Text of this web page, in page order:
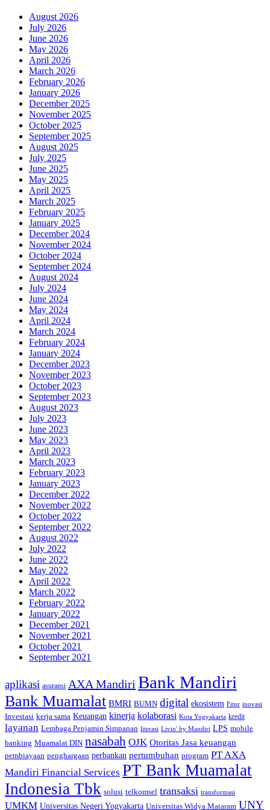
August 2026
July 2026
June 2026
May 2026
April 2026
March 2026
February 2026
January 2026
December 2025
November 2025
October 2025
September 2025
August 2025
July 2025
June 2025
May 2025
April 2025
March 2025
February 2025
January 2025
December 2024
November 2024
October 2024
September 2024
August 2024
July 2024
June 2024
May 2024
April 2024
March 2024
February 2024
January 2024
December 2023
November 2023
October 2023
September 2023
August 2023
July 2023
June 2023
May 2023
April 2023
March 2023
February 2023
January 2023
December 2022
November 2022
October 2022
September 2022
August 2022
July 2022
June 2022
May 2022
April 2022
March 2022
February 2022
January 2022
December 2021
November 2021
October 2021
September 2021
aplikasi asuransi AXA Mandiri Bank Mandiri
Bank Muamalat BMRI BUMN digital ekosistem Fitur inovasi
Investasi kerja sama Keuangan kinerja kolaborasi Kota Yogyakarta kredit
layanan Lembaga Penjamin Simpanan literasi Livin' by Mandiri LPS mobile
banking Muamalat DIN nasabah OJK Otoritas Jasa keuangan
pembiayaan penghargaan perbankan pertumbuhan program PT AXA
Mandiri Financial Services PT Bank Muamalat
Indonesia Tbk solusi telkomsel transaksi transformasi
UMKM Universitas Negeri Yogyakarta Universitas Widya Mataram UNY